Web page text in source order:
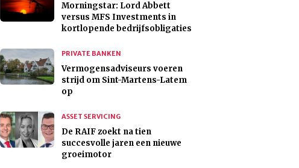
Morningstar: Lord Abbett
versus MFS Investments in
kortlopende bedrijfsobligaties
PRIVATE BANKEN
Vermogensadviseurs voeren
strijd om Sint-Martens-Latem
op
ASSET SERVICING
De RAIF zoekt na tien
succesvolle jaren een nieuwe
groeimotor